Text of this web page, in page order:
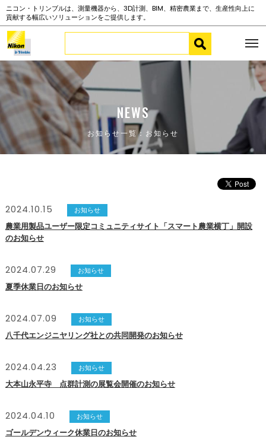
ニコン・トリンブルは、測量機器から、3D計測、BIM、精密農業まで、生産性向上に
貢献する幅広いソリューションをご提供します。
NEWS
お知らせ一覧：お知らせ
2024.10.15 お知らせ
農業用製品ユーザー限定コミュニティサイト「スマート農業横丁」開設
のお知らせ
2024.07.29 お知らせ
夏季休業日のお知らせ
2024.07.09 お知らせ
八千代エンジニヤリング社との共同開発のお知らせ
2024.04.23 お知らせ
大本山永平寺 点群計測の展覧会開催のお知らせ
2024.04.10 お知らせ
ゴールデンウィーク休業日のお知らせ